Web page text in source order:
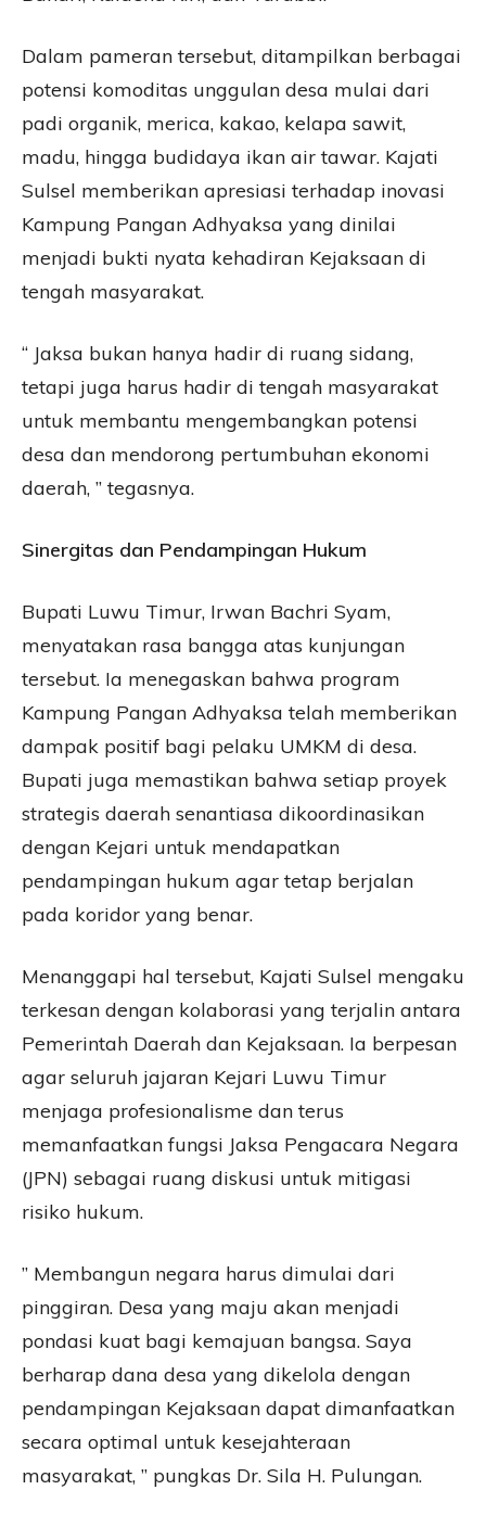
Dalam pameran tersebut, ditampilkan berbagai
potensi komoditas unggulan desa mulai dari
padi organik, merica, kakao, kelapa sawit,
madu, hingga budidaya ikan air tawar. Kajati
Sulsel memberikan apresiasi terhadap inovasi
Kampung Pangan Adhyaksa yang dinilai
menjadi bukti nyata kehadiran Kejaksaan di
tengah masyarakat.
“ Jaksa bukan hanya hadir di ruang sidang,
tetapi juga harus hadir di tengah masyarakat
untuk membantu mengembangkan potensi
desa dan mendorong pertumbuhan ekonomi
daerah, ” tegasnya.
Sinergitas dan Pendampingan Hukum
Bupati Luwu Timur, Irwan Bachri Syam,
menyatakan rasa bangga atas kunjungan
tersebut. Ia menegaskan bahwa program
Kampung Pangan Adhyaksa telah memberikan
dampak positif bagi pelaku UMKM di desa.
Bupati juga memastikan bahwa setiap proyek
strategis daerah senantiasa dikoordinasikan
dengan Kejari untuk mendapatkan
pendampingan hukum agar tetap berjalan
pada koridor yang benar.
Menanggapi hal tersebut, Kajati Sulsel mengaku
terkesan dengan kolaborasi yang terjalin antara
Pemerintah Daerah dan Kejaksaan. Ia berpesan
agar seluruh jajaran Kejari Luwu Timur
menjaga profesionalisme dan terus
memanfaatkan fungsi Jaksa Pengacara Negara
(JPN) sebagai ruang diskusi untuk mitigasi
risiko hukum.
” Membangun negara harus dimulai dari
pinggiran. Desa yang maju akan menjadi
pondasi kuat bagi kemajuan bangsa. Saya
berharap dana desa yang dikelola dengan
pendampingan Kejaksaan dapat dimanfaatkan
secara optimal untuk kesejahteraan
masyarakat, ” pungkas Dr. Sila H. Pulungan.